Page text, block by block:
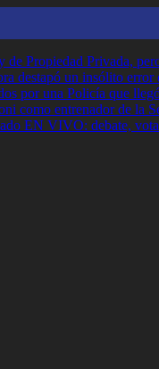
de Propiedad Privada,
destapó un insólito
por una Policía que
como entrenador de la
EN VIVO: debate,